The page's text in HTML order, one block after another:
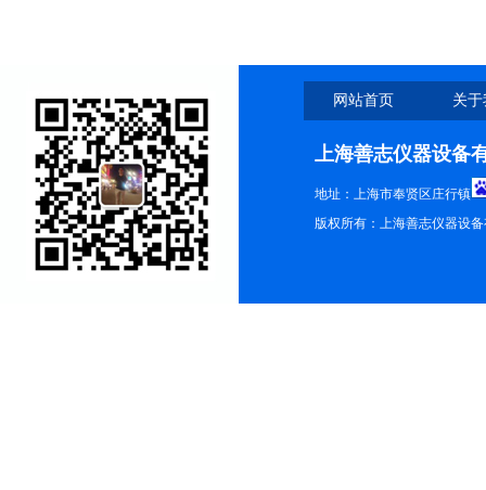
网站首页 关
上海善志仪器设备
地址：上海市奉贤区庄行镇
版权所有：上海善志仪器设